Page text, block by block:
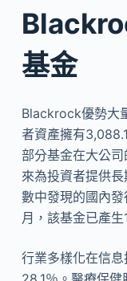
基金
Blackrock優勢大
者資產擁有
部分基金在大公
來為投資者提供
數中發現的國內
月，該基金已產
行業多樣化在信